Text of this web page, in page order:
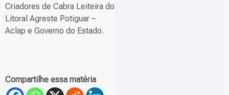
Criadores de Cabra Leiteira do
Litoral Agreste Potiguar –
Aclap e Governo do Estado.
Compartilhe essa matéria